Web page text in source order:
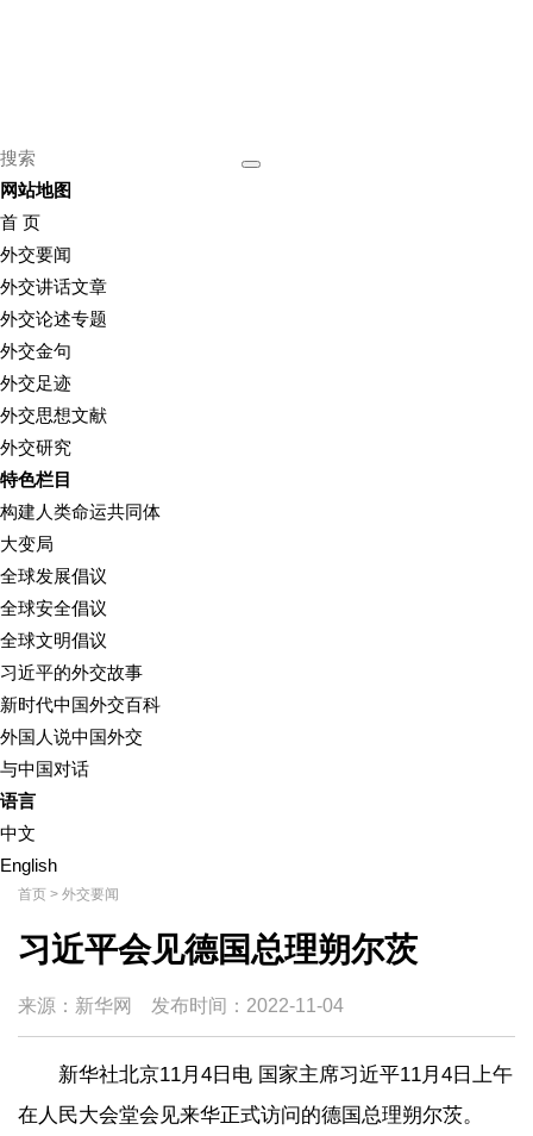
网站地图
首 页
外交要闻
外交讲话文章
外交论述专题
外交金句
外交足迹
外交思想文献
外交研究
特色栏目
构建人类命运共同体
大变局
全球发展倡议
全球安全倡议
全球文明倡议
习近平的外交故事
新时代中国外交百科
外国人说中国外交
与中国对话
语言
中文
English
首页 > 外交要闻
习近平会见德国总理朔尔茨
来源：新华网 发布时间： 2022-11-04
新华社北京11月4日电 国家主席习近平11月4日上午
在人民大会堂会见来华正式访问的德国总理朔尔茨。